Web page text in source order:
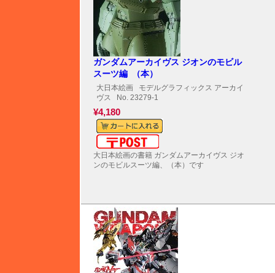
ガンダムアーカイヴス ジオンのモビル
スーツ編 （本）
大日本絵画
モデルグラフィックス アーカイ
ヴス No. 23279-1
¥4,180
大日本絵画の書籍 ガンダムアーカイヴス ジオ
ンのモビルスーツ編、（本）です